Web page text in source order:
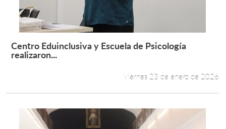
Leer más +
Centro Eduinclusiva y Escuela de Psicología
realizaron...
Viernes 23 de enero de 2026